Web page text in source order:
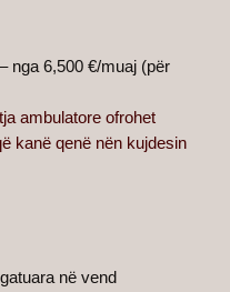
nga 6,500 €/muaj (për
ambulatore ofrohet
kanë qenë nën kujdesin
në vend